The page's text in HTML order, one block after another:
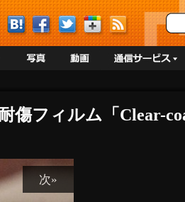
傷フィルム「Clear-
次»